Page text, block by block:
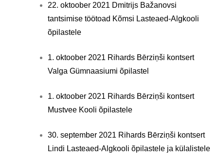
22. oktoober 2021 Dmitrijs Bažanovsi
tantsimise töötoad Kõmsi Lasteaed-Algkooli
õpilastele
1. oktoober 2021 Rihards Bērziņši kontsert
Valga Gümnaasiumi õpilastel
1. oktoober 2021 Rihards Bērziņši kontsert
Mustvee Kooli õpilastele
30. september 2021 Rihards Bērziņši kontsert
Lindi Lasteaed-Algkooli õpilastele ja külalistele